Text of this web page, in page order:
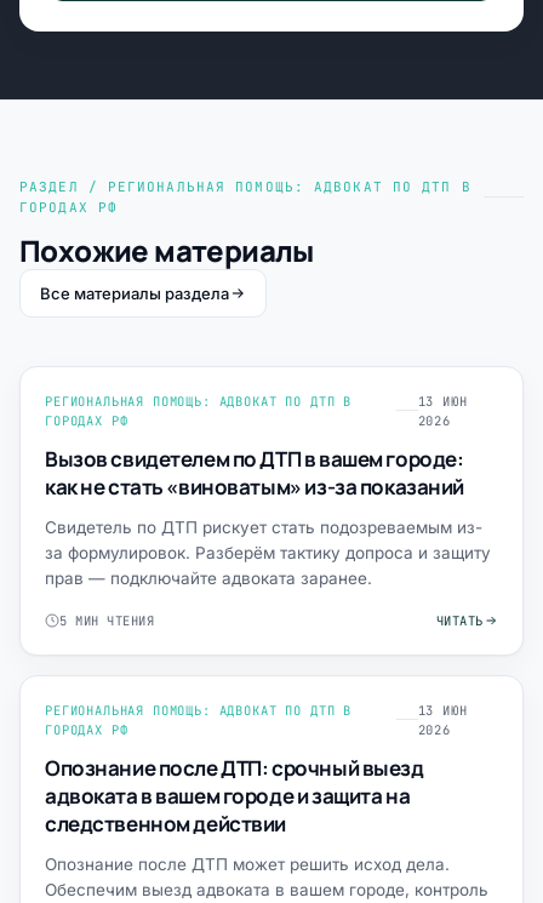
РАЗДЕЛ / РЕГИОНАЛЬНАЯ ПОМОЩЬ: АДВОКАТ ПО ДТП В
ГОРОДАХ РФ
Похожие материалы
Все материалы раздела
РЕГИОНАЛЬНАЯ ПОМОЩЬ: АДВОКАТ ПО ДТП В
ГОРОДАХ РФ
13 ИЮН
2026
Вызов свидетелем по ДТП в вашем городе:
как не стать «виноватым» из-за показаний
Свидетель по ДТП рискует стать подозреваемым из-
за формулировок. Разберём тактику допроса и защиту
прав — подключайте адвоката заранее.
5 МИН ЧТЕНИЯ ЧИТАТЬ
РЕГИОНАЛЬНАЯ ПОМОЩЬ: АДВОКАТ ПО ДТП В
ГОРОДАХ РФ
13 ИЮН
2026
Опознание после ДТП: срочный выезд
адвоката в вашем городе и защита на
следственном действии
Опознание после ДТП может решить исход дела.
Обеспечим выезд адвоката в вашем городе, контроль